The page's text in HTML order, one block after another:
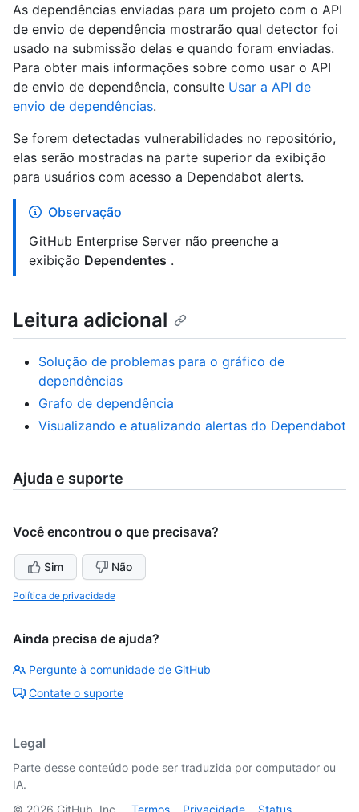
As dependências enviadas para um projeto com o API
de envio de dependência mostrarão qual detector foi
usado na submissão delas e quando foram enviadas.
Para obter mais informações sobre como usar o API
de envio de dependência, consulte Usar a API de
envio de dependências.
Se forem detectadas vulnerabilidades no repositório,
elas serão mostradas na parte superior da exibição
para usuários com acesso a Dependabot alerts.
Observação
GitHub Enterprise Server não preenche a
exibição Dependentes .
Leitura adicional
Solução de problemas para o gráfico de
dependências
Grafo de dependência
Visualizando e atualizando alertas do Dependabot
Ajuda e suporte
Você encontrou o que precisava?
Sim Não
Política de privacidade
Ainda precisa de ajuda?
Pergunte à comunidade de GitHub
Contate o suporte
Legal
Parte desse conteúdo pode ser traduzida por computador ou
IA.
© 2026 GitHub, Inc. Termos Privacidade Status